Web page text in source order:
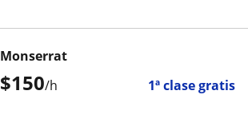
$150/h 1ª clase gratis
Monserrat